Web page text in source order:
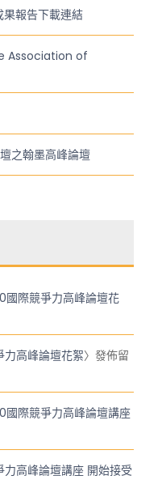
報告下載連結
Association of
之翰墨高峰論壇
國際競爭力高峰論壇花
高峰論壇花絮〉發佈留
國際競爭力高峰論壇講座
高峰論壇講座 開始接受